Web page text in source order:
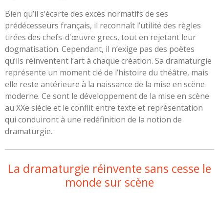
Bien qu’il s’écarte des excès normatifs de ses
prédécesseurs français, il reconnaît l’utilité des règles
tirées des chefs-d'œuvre grecs, tout en rejetant leur
dogmatisation. Cependant, il n’exige pas des poètes
qu’ils réinventent l’art à chaque création. Sa dramaturgie
représente un moment clé de l’histoire du théâtre, mais
elle reste antérieure à la naissance de la mise en scène
moderne. Ce sont le développement de la mise en scène
au XXe siècle et le conflit entre texte et représentation
qui conduiront à une redéfinition de la notion de
dramaturgie.
La dramaturgie réinvente sans cesse le
monde sur scène